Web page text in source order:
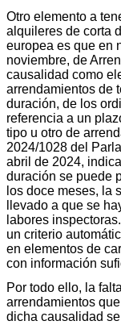
Otro elemento a
alquileres de corta
europea es que en
noviembre, de
causalidad como
arrendamientos de
duración, de los
referencia a un
tipo u otro de
2024/1028 del
abril de 2024,
duración se puede
los doce meses, la
llevado a que se
labores
un criterio
en elementos de
con información
Por todo ello, la
arrendamientos
dicha causalidad